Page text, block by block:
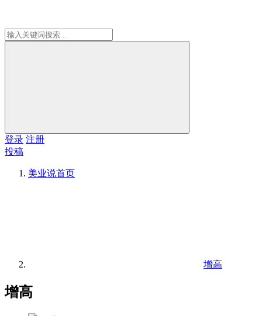
登录 注册
投稿
美业说首页
增高
增高